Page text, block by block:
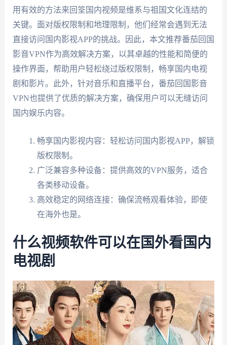
用有效的方法来回筌国内视频是维系与祖国文化连结的
关键。面对版权限制和地理限制，他们经常会遇到无法
直接访问国内影视APP的挑战。因此，本文推荐番茄回国
影音VPN作为高效解决方案，以其卓越的性能和简便的
操作界面，帮助用户轻松绕过版权限制，畅享国内电视
剧和影片。此外，针对音乐和直播平台，番茄回国影音
VPN也提供了优质的解决方案，确保用户可以无缝访问
国内娱乐内容。
畅享国内影视内容：轻松访问国内影视APP，解锁
版权限制。
广泛兼容多种设备：提供高效的VPN服务，适合
各类移动设备。
高效稳定的网络连接：确保流畅观看体验，即使
在海外也是。
什么视频软件可以在国外看国内
电视剧